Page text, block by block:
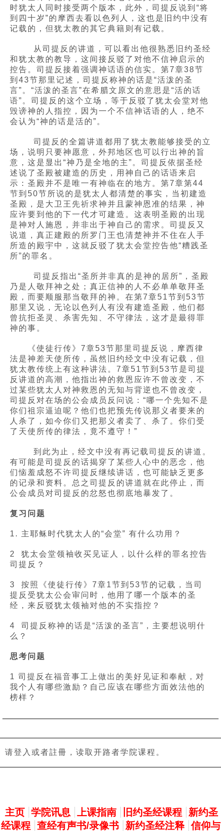
时犹太人同时接受两个版本，此外，司提反说到“将
到四十岁”的摩西去看以色列人，这也是旧约中没有
记载的，但犹太教的其它典籍则有记载。
从司提反的讲道，可以看出他很熟悉旧约圣经
和犹太教的教导，这间接反驳了对他不信神启示的
控告。司提反接着强调神话语的信实。第7章38节
到43节那里记述，司提反称神的话是“活泼的圣
言”。“活泼的圣言”在希腊文原文的意思是“活的话
语”。司提反的这个立场，等于反驳了犹太会堂对他
毁谤神的人指控，因为一个不信神话语的人，绝不
会认为“神的话是活的”。
司提反的全篇讲道都用了犹太教能够接受的立
场，说明只要神愿意，外邦地区也可以行出神的旨
意，这是显出“神乃是全地的主”。司提反依据圣经
述说了圣殿被建造的历史，用神自己的话语来启
示：圣殿并不是唯一有神临在的地方。第7章第44
节到50节所说的是犹太人都清楚的事实，当初建造
圣殿，是大卫王先祈求神并且蒙神恩准的结果，神
应许要到他的下一代才可建造。这表明圣殿的出现
是神对人施恩，并非出于神自己的需求。司提反又
说道，真正建殿的所罗门王也清楚神并不住在人手
所造的殿宇中，这就反驳了犹太会堂控告他“糟践圣
所”的罪名。
司提反指出“圣所并非真的是神的居所”，圣殿
乃是人敬拜神之处；真正信神的人不必单单敬拜圣
殿，而要顺服那当敬拜的神。在第7章51节到53节
那里又说，无论以色列人有没有建造圣殿，他们都
曾抗拒圣灵、杀害先知、不守律法，这才是最得罪
神的事。
《使徒行传》7章53节那里司提反说，摩西律
法是神差天使所传，虽然旧约经文中没有记载，但
犹太教传统上有这种讲法。7章51节到53节是司提
反讲道的高潮，他指出神的救恩应许不曾改变，不
过某些犹太人对神救恩的无知与背逆也不曾改变，
司提反对在场的公会成员反问说：“哪一个先知不是
你们祖宗逼迫呢？他们也把预先传说那义者要来的
人杀了，如今你们又把那义者卖了、杀了。你们受
了天使所传的律法，竟不遵守！”
到此为止，经文中没有再记载司提反的讲道。
有可能是司提反的话揭穿了某些人心中的恶念，他
们恼羞成怒不许司提反继续讲话，也可能缺乏更多
的记录和资料。总之司提反的讲道就在此停止，而
公会成员对司提反的忿怒也彻底地暴发了。
复习问题
1. 主耶稣时代犹太人的“会堂” 有什么功用？
2 犹太会堂领袖收买见证人，以什么样的罪名控告
司提反？
3 按照《使徒行传》7章1节到53节的记载，当司
提反受犹太公会审问时，他用了哪一个版本的圣
经，来反驳犹太领袖对他的不实指控？
4 司提反称神的话是“活泼的圣言”，主要想说明什
么？
思考问题
1 司提反在福音事工上做出的美好见证和奉献，对
我个人有哪些激励？自己应该在哪些方面效法他的
榜样？
请登入或者註冊，读取开路者学院课程。
主選單
主页 学院讯息 上课指南 旧约圣经课程
新约圣
经课程
查经有声书/录像书 新约圣经注释 信仰与